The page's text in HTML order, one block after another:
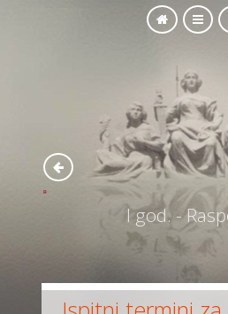
I god. -